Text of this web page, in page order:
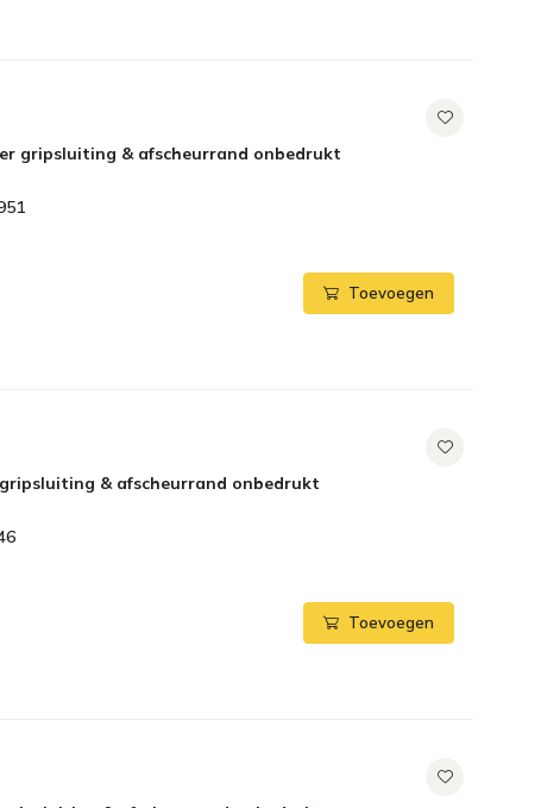
gripsluiting & afscheurrand onbedrukt
Toevoegen
& afscheurrand onbedrukt
Toevoegen